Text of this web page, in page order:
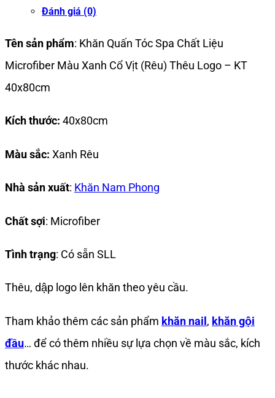
Đánh giá (0)
Tên sản phẩm: Khăn Quấn Tóc Spa Chất Liệu
Microfiber Màu Xanh Cổ Vịt (Rêu) Thêu Logo – KT
40x80cm
Kích thước: 40x80cm
Màu sắc: Xanh Rêu
Nhà sản xuất: Khăn Nam Phong
Chất sợi: Microfiber
Tình trạng: Có sẵn SLL
Thêu, dập logo lên khăn theo yêu cầu.
Tham khảo thêm các sản phẩm khăn nail, khăn gội
đầu… để có thêm nhiều sự lựa chọn về màu sắc, kích
thước khác nhau.